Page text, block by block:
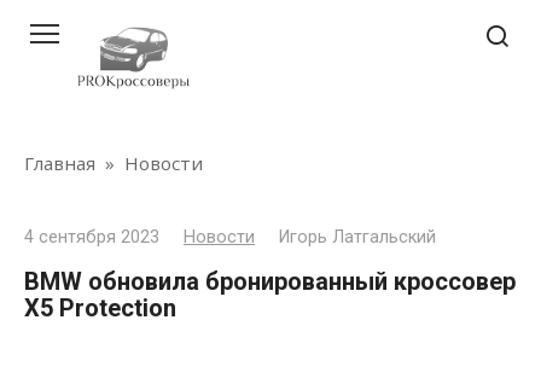
контенту
Главная » Новости
4 сентября 2023 Новости Игорь Латгальский
BMW обновила бронированный кроссовер
X5 Protection